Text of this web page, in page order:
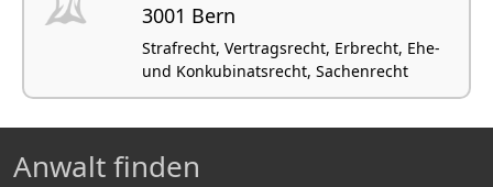
3001 Bern
Strafrecht, Vertragsrecht, Erbrecht, Ehe-
und Konkubinatsrecht, Sachenrecht
Anwalt finden